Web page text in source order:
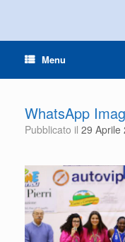
Menu
WhatsApp
Pubblicato il 29 Aprile